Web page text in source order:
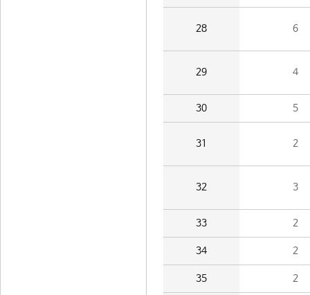
28 6
29 4
30 5
31 2
32 3
33 2
34 2
35 2